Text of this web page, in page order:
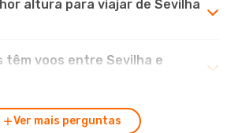
altura para viajar de Sevilha
têm voos entre Sevilha e
Ver mais perguntas